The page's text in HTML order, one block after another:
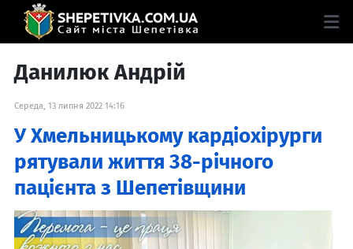
Данилюк Андрій
Середа, 13 липня 2022 14:16
У Хмельницькому кардіохірурги
рятували життя 38-річного
пацієнта з Шепетівщини